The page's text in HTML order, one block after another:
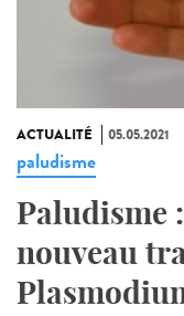
ACTUALITÉ 05.05.2021
paludisme
Paludisme
nouveau